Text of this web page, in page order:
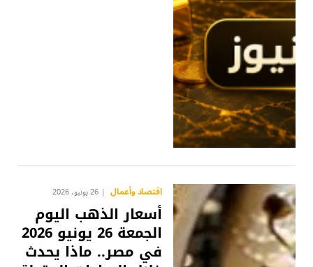
اقتصاد وأعمال 26 يونيو، 2026
أسعار الذهب اليوم
الجمعة 26 يونيو 2026
في مصر.. ماذا يحدث